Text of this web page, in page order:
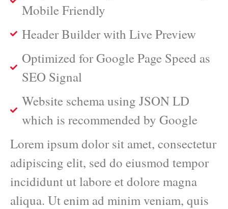
Mobile Friendly
Header Builder with Live Preview
Optimized for Google Page Speed as
SEO Signal
Website schema using JSON LD
which is recommended by Google
Lorem ipsum dolor sit amet, consectetur
adipiscing elit, sed do eiusmod tempor
incididunt ut labore et dolore magna
aliqua. Ut enim ad minim veniam, quis